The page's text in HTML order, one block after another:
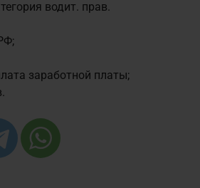
водит. прав.
заработной платы;